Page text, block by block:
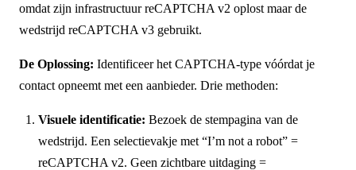
omdat zijn infrastructuur reCAPTCHA v2 oplost maar de
wedstrijd reCAPTCHA v3 gebruikt.
De Oplossing: Identificeer het CAPTCHA-type vóórdat je
contact opneemt met een aanbieder. Drie methoden:
Visuele identificatie: Bezoek de stempagina van de
wedstrijd. Een selectievakje met “I’m not a robot” =
reCAPTCHA v2. Geen zichtbare uitdaging =